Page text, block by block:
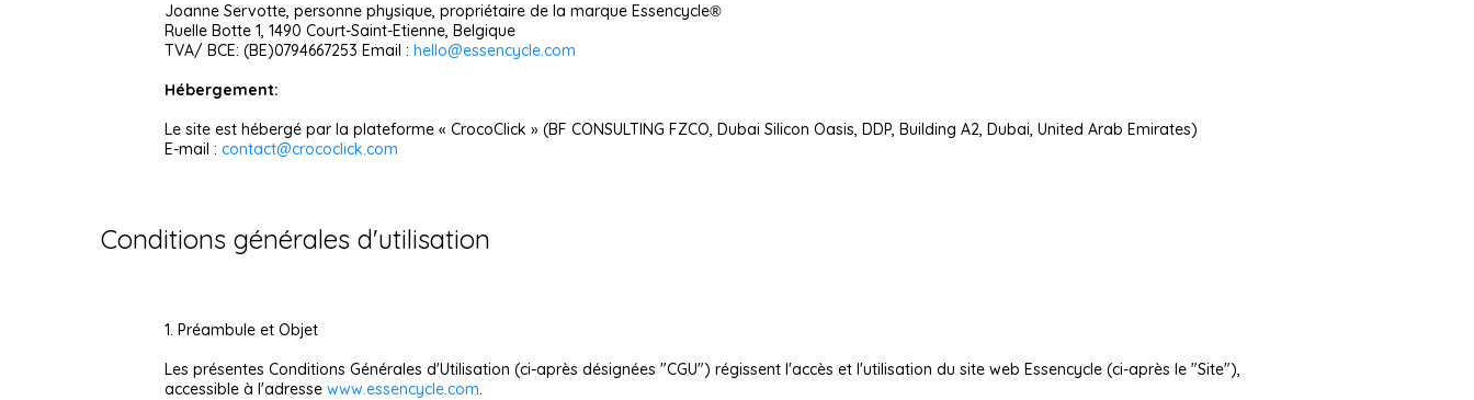
Joanne Servotte, personne physique, propriétaire de la marque Essencycle®
Ruelle Botte 1, 1490 Court-Saint-Etienne, Belgique
TVA/ BCE: (BE)0794667253 Email : hello@essencycle.com
Hébergement:
Le site est hébergé par la plateforme « CrocoClick » (BF CONSULTING FZCO, Dubai Silicon Oasis, DDP, Building A2, Dubai, United Arab Emirates)
E-mail : contact@crococlick.com
Conditions générales d'utilisation
1. Préambule et Objet
Les présentes Conditions Générales d'Utilisation (ci-après désignées "CGU") régissent l'accès et l'utilisation du site web Essencycle (ci-après le "Site"),
accessible à l'adresse www.essencycle.com.